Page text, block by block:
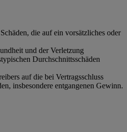
die auf ein vorsätzliches oder
und der Verletzung
Durchschnittsschäden
auf die bei Vertragsschluss
insbesondere entgangenen Gewinn.